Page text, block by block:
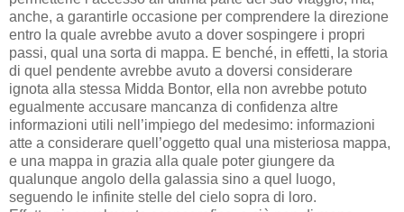
anche, a garantirle occasione per comprendere la direzione
entro la quale avrebbe avuto a dover sospingere i propri
passi, qual una sorta di mappa. E benché, in effetti, la storia
di quel pendente avrebbe avuto a doversi considerare
ignota alla stessa Midda Bontor, ella non avrebbe potuto
egualmente accusare mancanza di confidenza altre
informazioni utili nell’impiego del medesimo: informazioni
atte a considerare quell’oggetto qual una misteriosa mappa,
e una mappa in grazia alla quale poter giungere da
qualunque angolo della galassia sino a quel luogo,
seguendo le infinite stelle del cielo sopra di loro.